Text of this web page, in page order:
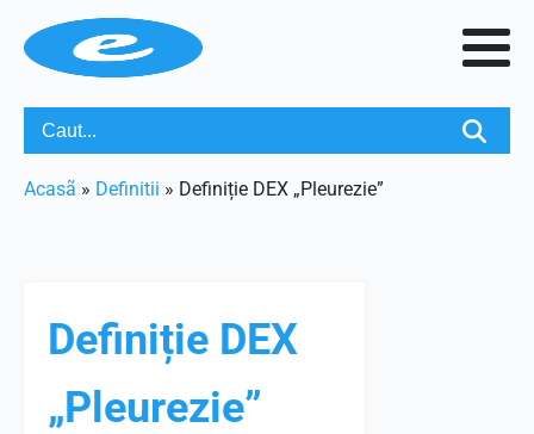
Acasã » Definitii » Definiție DEX „Pleurezie”
Definiție DEX
„Pleurezie”